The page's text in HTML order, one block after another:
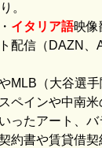
。
イタリア語映像
配信（DAZN
MLB（大谷選
ペインや中南
ったアート、
書や賃貸借契